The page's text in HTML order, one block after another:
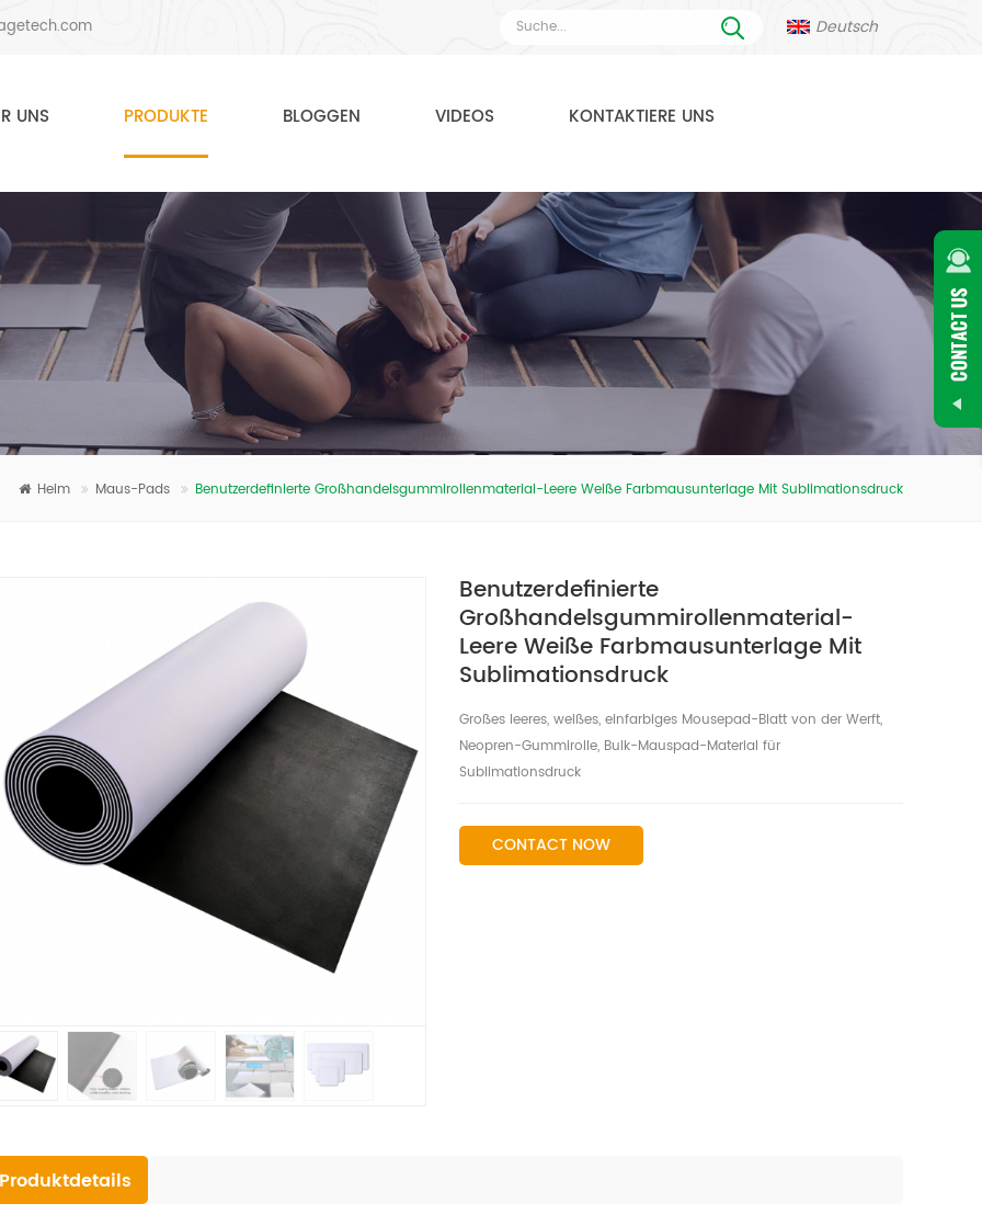
Deutsch
UNS PRODUKTE BLOGGEN VIDEOS KONTAKTIERE UNS
Heim Maus-Pads Benutzerdefinierte Großhandelsgummirollenmaterial-Leere Weiße Farbmausunterlage Mit Sublimationsdruck
Benutzerdefinierte
Großhandelsgummirollenmaterial-
Leere Weiße Farbmausunterlage Mit
Sublimationsdruck
Großes leeres, weißes, einfarbiges Mousepad-Blatt von der Werft,
Neopren-Gummirolle, Bulk-Mauspad-Material für
Sublimationsdruck
CONTACT NOW
Produktdetails